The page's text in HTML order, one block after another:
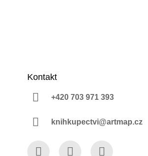
Kontakt
+420 703 971 393
knihkupectvi@artmap.cz